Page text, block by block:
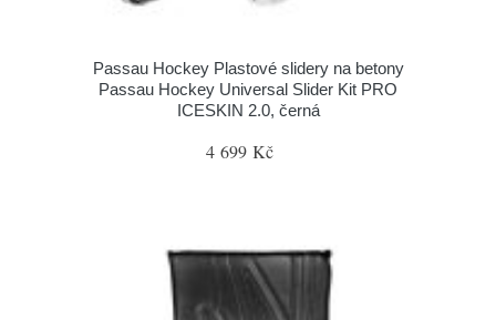
Passau Hockey Plastové slidery na betony
Passau Hockey Universal Slider Kit PRO
ICESKIN 2.0, černá
4 699 Kč